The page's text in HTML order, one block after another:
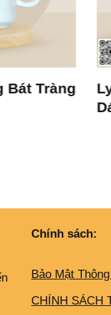
Bát Tràng
S2 LS105
Chính sách:
Bảo Mật
CHÍNH SÁCH